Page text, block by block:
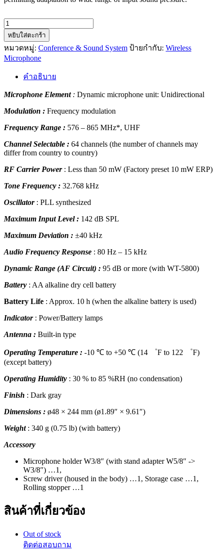
จำนวน
TOA
WM-
5270
UHF
held
Microphone
หยิบใส่ตะกร้า
หมวดหมู่: Conference & Sound System ป้ายกำกับ: Wireless
Microphone
คำอธิบาย
Microphone Element: Dynamic microphone unit: Unidirectional
Modulation : Frequency modulation
Frequency Range : 576 – 865 MHz*, UHF
Channel Selectable : 64 channels (the number of channels may
differ from country to country)
RF Carrier Power: Less than 50 mW (Factory preset 10 mW ERP)
Tone Frequency : 32.768 kHz
Oscillator: PLL synthesized
Maximum Input Level : 142 dB SPL
Maximum Deviation : ±40 kHz
Audio Frequency Response : 80 Hz – 15 kHz
Dynamic Range (AF Circuit) : 95 dB or more (with WT-5800)
Battery : AA alkaline dry cell battery
Battery Life : Approx. 10 h (when the alkaline battery is used)
Indicator: Power/Battery lamps
Antenna : Built-in type
Operating Temperature : -10 ℃ to +50 ℃ (14 ゜F to 122 ゜F)
(except battery)
Operating Humidity : 30 % to 85 %RH (no condensation)
Finish : Dark gray
Dimensions : ø48 × 244 mm (ø1.89″ × 9.61″)
Weight: 340 g (0.75 lb) (with battery)
Accessory
Microphone holder W3/8″ (with stand adapter W5/8″ ->
W3/8″) …1,
Screw driver (housed in the body) …1, Storage case …1,
Rolling stopper …1
สินค้าที่เกี่ยวข้อง
Out of stock